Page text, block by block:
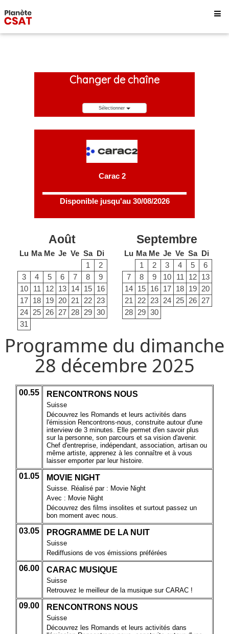
Changer de chaîne
Sélectionner
Carac 2
Disponible jusqu'au 30/08/2026
Août
Lu Ma Me Je Ve Sa Di
1
2
3
4 5 6 7 8
9
10
11 12 13 14 15 16
17 18 19 20 21 22 23
24 25 26 27 28 29 30
31
Septembre
Lu Ma Me Je Ve Sa Di
1
2 3 4 5
6
7
8 9 10 11 12 13
14 15 16 17 18 19 20
21
22 23 24 25 26 27
28 29 30
Programme du dimanche
28 décembre 2025